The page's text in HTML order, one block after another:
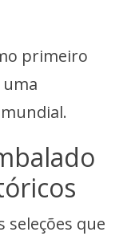
primeiro
seleções que